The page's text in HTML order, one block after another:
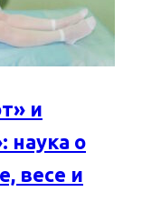
и
наука о
весе и